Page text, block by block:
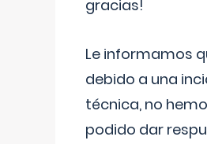
gracias!
Le informamos
debido a una
técnica, no
podido dar